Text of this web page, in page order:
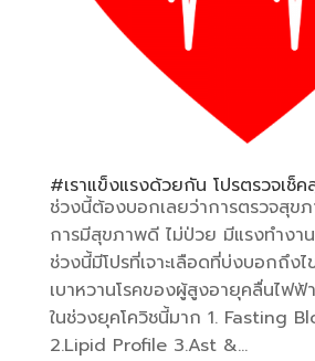
#เราแข็งแรงด้วยกัน โปรตรวจเช็
ช่วงนี้ต้องบอกเลยว่าการตรวจสุ
การมีสุขภาพดี ไม่ป่วย มีแรงทำงา
ช่วงนี้มีโปรที่เจาะเลือดที่บ่งบอกถึงไ
เบาหวานโรคของผู้สูงอายุคลื่นไฟฟ้
ในช่วงยุคโควิชนี้มาก 1. Fasting
2.Lipid Profile 3.Ast &...